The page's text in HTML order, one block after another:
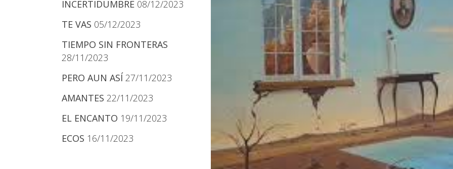
INCERTIDUMBRE 08/12/2023
TE VAS 05/12/2023
TIEMPO SIN FRONTERAS
28/11/2023
PERO AUN ASÍ 27/11/2023
AMANTES 22/11/2023
EL ENCANTO 19/11/2023
ECOS 16/11/2023